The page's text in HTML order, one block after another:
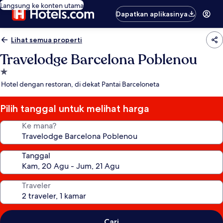
Langsung ke konten utama
Dapatkan aplikasinya
Lihat semua properti
Travelodge Barcelona Poblenou
Properti
bintang
Hotel dengan restoran, di dekat Pantai Barceloneta
Pilih tanggal untuk melihat harga
Ke mana?
Tanggal
Traveler